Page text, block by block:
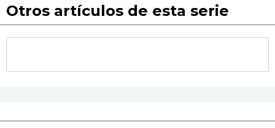
Otros artículos de esta serie